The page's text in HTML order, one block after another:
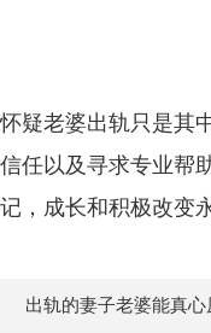
疑老婆出轨只是其
任以及寻求专业帮
，成长和积极改变